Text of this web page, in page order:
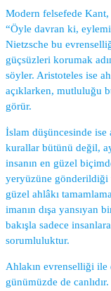
Modern felsefede Kant,
“Öyle davran ki,
Nietzsche bu
güçsüzleri korumak
söyler. Aristoteles ise
açıklarken, mutluluğu
görür.
İslam düşüncesinde
kurallar bütünü değil,
insanın en güzel
yeryüzüne gönderildiği
güzel ahlâkı
imanın dışa yansıyan
bakışla sadece
sorumluluktur.
Ahlakın evrenselliği ile
günümüzde de